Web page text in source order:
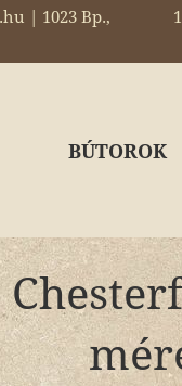
| 1023 Bp.,
BÚTOROK